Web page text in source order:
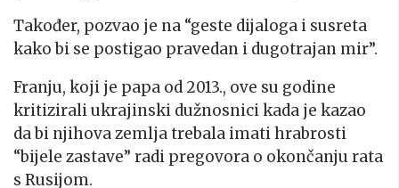
Također, pozvao je na “geste dijaloga i susreta
kako bi se postigao pravedan i dugotrajan mir”.
Franju, koji je papa od 2013., ove su godine
kritizirali ukrajinski dužnosnici kada je kazao
da bi njihova zemlja trebala imati hrabrosti
“bijele zastave” radi pregovora o okončanju rata
s Rusijom.